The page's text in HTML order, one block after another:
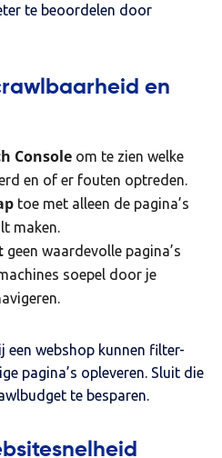
te beoordelen door
en
Console om te zien welke
en of er fouten optreden.
toe met alleen de pagina’s
maken.
geen waardevolle pagina’s
soepel door je
een webshop kunnen filter-
pagina’s opleveren. Sluit die
te besparen.